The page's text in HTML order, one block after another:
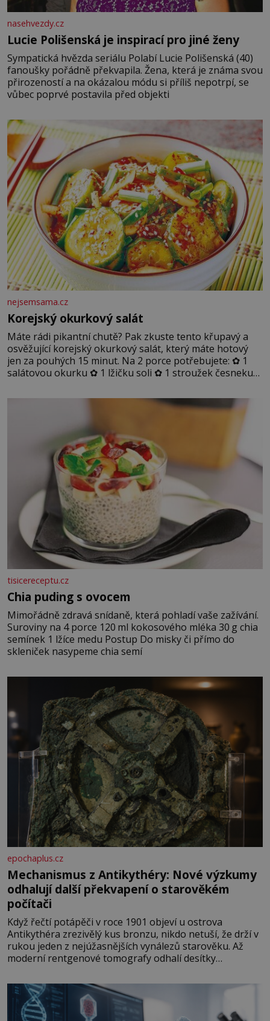
nasehvezdy.cz
Lucie Polišenská je inspirací pro jiné ženy
Sympatická hvězda seriálu Polabí Lucie Polišenská (40)
fanoušky pořádně překvapila. Žena, která je známa svou
přirozeností a na okázalou módu si příliš nepotrpí, se
vůbec poprvé postavila před objekti
nejsemsama.cz
Korejský okurkový salát
Máte rádi pikantní chutě? Pak zkuste tento křupavý a
osvěžující korejský okurkový salát, který máte hotový
jen za pouhých 15 minut. Na 2 porce potřebujete: ✿ 1
salátovou okurku ✿ 1 lžičku soli ✿ 1 stroužek česneku
sezamového oleje ✿ 1 lžičku chilli ✿ 1 lžičku cukru ✿ 1
jarní cibulku ✿ 1 lžíci sezamových semínek
tisicereceptu.cz
Chia puding s ovocem
Mimořádně zdravá snídaně, která pohladí vaše zažívání.
Suroviny na 4 porce 120 ml kokosového mléka 30 g chia
semínek 1 lžíce medu Postup Do misky či přímo do
skleniček nasypeme chia semí
epochaplus.cz
Mechanismus z Antikythéry: Nové výzkumy
odhalují další překvapení o starověkém
počítači
Když řečtí potápěči v roce 1901 objeví u ostrova
Antikythéra zrezivělý kus bronzu, nikdo netuší, že drží v
rukou jeden z nejúžasnějších vynálezů starověku. Až
moderní rentgenové tomografy odhalí desítky
Antikythéry je dnes považován za nejstarší známý
analogový počítač na světě. Přesto ani po více než sto
letech výzkumu